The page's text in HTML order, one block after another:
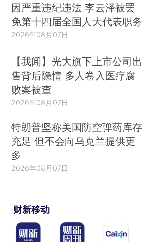
因严重违纪违法 李云泽被罢
免第十四届全国人大代表职务
2026年08月07日
【我闻】光大旗下上市公司出
售背后隐情 多人卷入医疗腐
败案被查
2026年08月07日
特朗普坚称美国防空弹药库存
充足 但不会向乌克兰提供更
多
2026年08月07日
财新移动